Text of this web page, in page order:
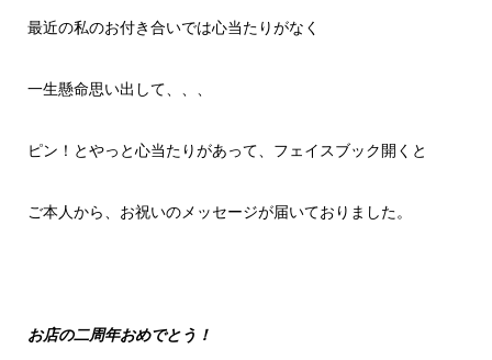
最近の私のお付き合いでは心当たりがなく
一生懸命思い出して、、、
ピン！とやっと心当たりがあって、フェイスブック開くと
ご本人から、お祝いのメッセージが届いておりました。
お店の二周年おめでとう！